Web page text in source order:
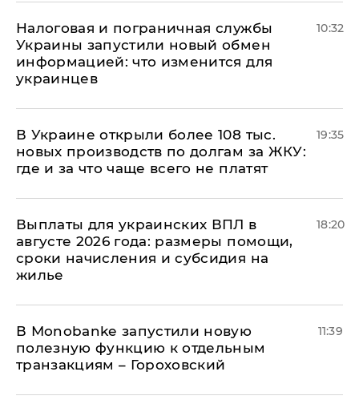
Налоговая и пограничная службы
Украины запустили новый обмен
информацией: что изменится для
украинцев
10:32
В Украине открыли более 108 тыс.
новых производств по долгам за ЖКУ:
где и за что чаще всего не платят
19:35
Выплаты для украинских ВПЛ в
августе 2026 года: размеры помощи,
сроки начисления и субсидия на
жилье
18:20
В Мonobankе запустили новую
полезную функцию к отдельным
транзакциям – Гороховский
11:39